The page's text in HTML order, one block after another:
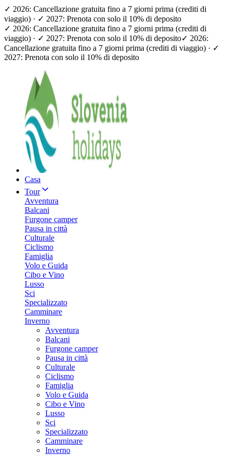
✓ 2026: Cancellazione gratuita fino a 7 giorni prima (crediti di
viaggio) · ✓ 2027: Prenota con solo il 10% di deposito
✓ 2026: Cancellazione gratuita fino a 7 giorni prima (crediti di
viaggio) · ✓ 2027: Prenota con solo il 10% di deposito✓ 2026:
Cancellazione gratuita fino a 7 giorni prima (crediti di viaggio) · ✓
2027: Prenota con solo il 10% di deposito
Casa
Tour
Avventura
Balcani
Furgone camper
Pausa in città
Culturale
Ciclismo
Famiglia
Volo e Guida
Cibo e Vino
Lusso
Sci
Specializzato
Camminare
Inverno
Avventura
Balcani
Furgone camper
Pausa in città
Culturale
Ciclismo
Famiglia
Volo e Guida
Cibo e Vino
Lusso
Sci
Specializzato
Camminare
Inverno